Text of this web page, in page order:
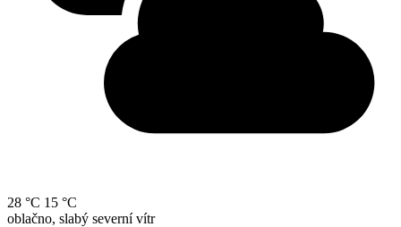
28 °C 15 °C
oblačno, slabý severní vítr